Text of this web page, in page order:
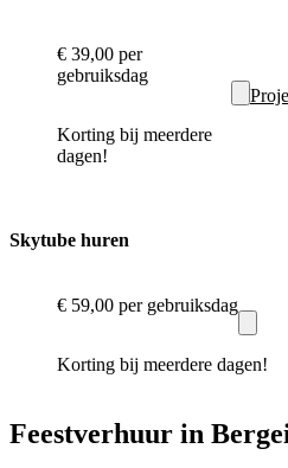
€ 39,00 per
gebruiksdag
Korting bij meerdere
dagen!
Skytube huren
€ 59,00 per gebruiksdag
Korting bij meerdere dagen!
Feestverhuur in